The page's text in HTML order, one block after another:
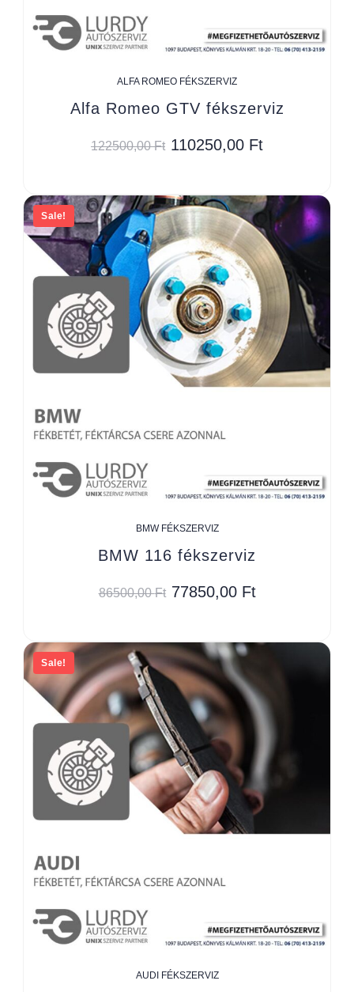
ALFA ROMEO FÉKSZERVIZ
Alfa Romeo GTV fékszerviz
122500,00Ft 110250,00 Ft
Sale!
BMW FÉKSZERVIZ
BMW 116 fékszerviz
86500,00Ft 77850,00 Ft
Sale!
AUDI FÉKSZERVIZ